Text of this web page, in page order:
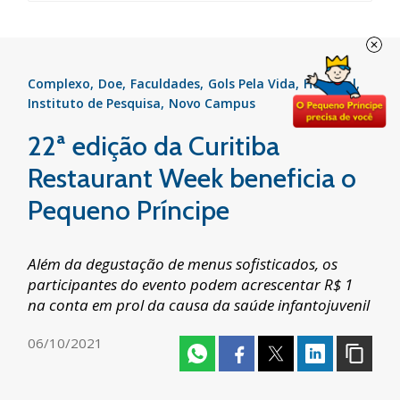
Complexo Doe Faculdades Gols Pela Vida Hospital
Instituto de Pesquisa Novo Campus
22ª edição da Curitiba
Restaurant Week beneficia o
Pequeno Príncipe
Além da degustação de menus sofisticados, os
participantes do evento podem acrescentar R$ 1
na conta em prol da causa da saúde infantojuvenil
06/10/2021